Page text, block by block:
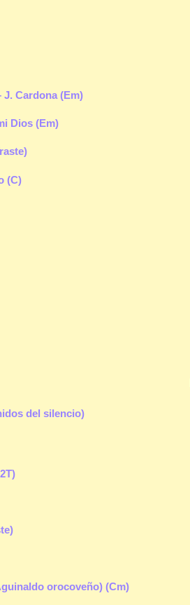
J. Cardona (Em)
Dios (Em)
(C)
del silencio)
orocoveño) (Cm)